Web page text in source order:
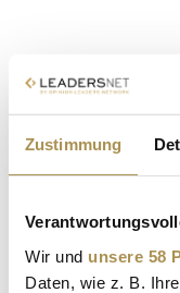
Zustimmung
Wir und unsere 58
Daten, wie z. B.